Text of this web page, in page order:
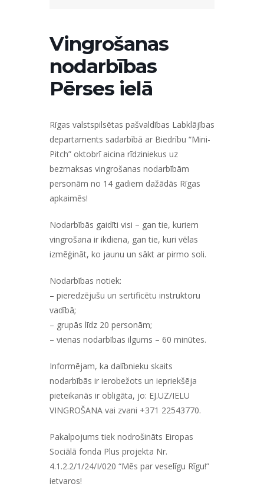
Vingrošanas
nodarbības
Pērses ielā
Rīgas valstspilsētas pašvaldības Labklājības
departaments sadarbībā ar Biedrību “Mini-
Pitch” oktobrī aicina rīdziniekus uz
bezmaksas vingrošanas nodarbībām
personām no 14 gadiem dažādās Rīgas
apkaimēs!
Nodarbībās gaidīti visi – gan tie, kuriem
vingrošana ir ikdiena, gan tie, kuri vēlas
izmēģināt, ko jaunu un sākt ar pirmo soli.
Nodarbības notiek:
– pieredzējušu un sertificētu instruktoru
vadībā;
– grupās līdz 20 personām;
– vienas nodarbības ilgums – 60 minūtes.
Informējam, ka dalībnieku skaits
nodarbībās ir ierobežots un iepriekšēja
pieteikanās ir obligāta, jo: EJ.UZ/IELU
VINGROŠANA vai zvani +371 22543770.
Pakalpojums tiek nodrošināts Eiropas
Sociālā fonda Plus projekta Nr.
4.1.2.2/1/24/I/020 “Mēs par veselīgu Rīgu!”
ietvaros!